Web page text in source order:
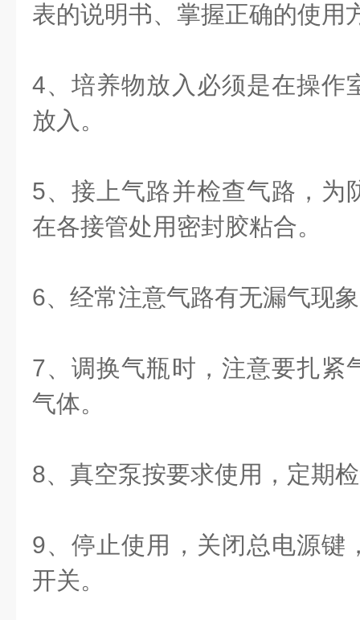
表的说明书、掌握正确的使用
4、培养物放入必须是在操作
放入。
5、接上气路并检查气路，为
在各接管处用密封胶粘合。
6、经常注意气路有无漏气现
7、调换气瓶时，注意要扎紧
气体。
8、真空泵按要求使用，定期
9、停止使用，关闭总电源键
开关。